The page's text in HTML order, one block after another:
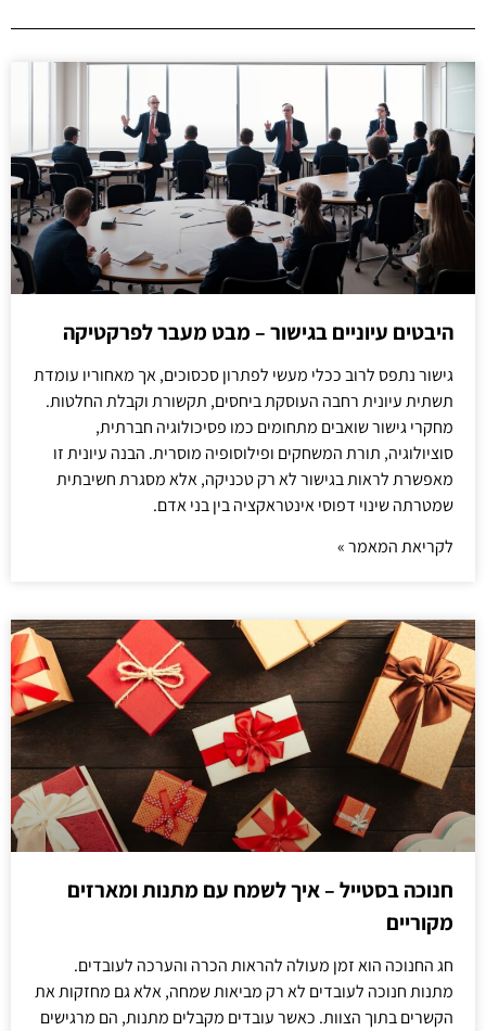
היבטים עיוניים בגישור – מבט מעבר לפרקטיקה
גישור נתפס לרוב ככלי מעשי לפתרון סכסוכים, אך מאחוריו עומדת
תשתית עיונית רחבה העוסקת ביחסים, תקשורת וקבלת החלטות.
מחקרי גישור שואבים מתחומים כמו פסיכולוגיה חברתית,
סוציולוגיה, תורת המשחקים ופילוסופיה מוסרית. הבנה עיונית זו
מאפשרת לראות בגישור לא רק טכניקה, אלא מסגרת חשיבתית
שמטרתה שינוי דפוסי אינטראקציה בין בני אדם.
לקריאת המאמר »
חנוכה בסטייל – איך לשמח עם מתנות ומארזים
מקוריים
חג החנוכה הוא זמן מעולה להראות הכרה והערכה לעובדים.
מתנות חנוכה לעובדים לא רק מביאות שמחה, אלא גם מחזקות את
הקשרים בתוך הצוות. כאשר עובדים מקבלים מתנות, הם מרגישים